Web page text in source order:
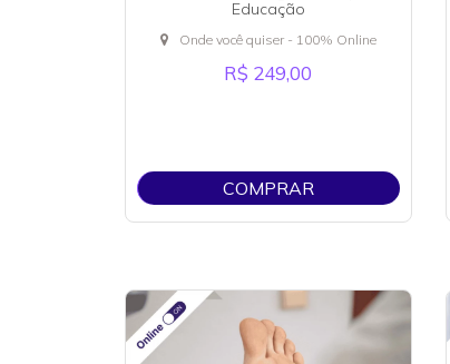
Educação
Onde você quiser - 100% Online
R$ 249,00
COMPRAR